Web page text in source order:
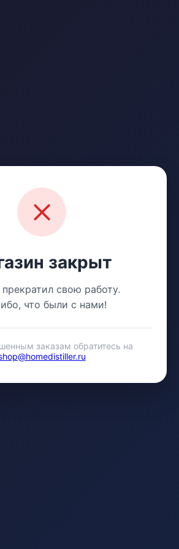
закрыт
свою работу.
что были с нами!
заказам обратитесь на